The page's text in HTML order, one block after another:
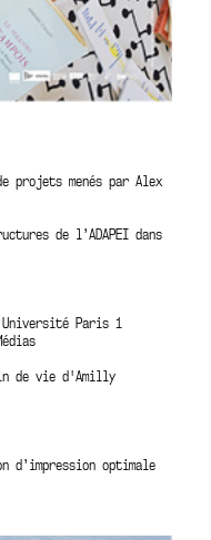
projets menés par Alex
de l’ADAPEI dans
Paris 1
de vie d'Amilly
optimale